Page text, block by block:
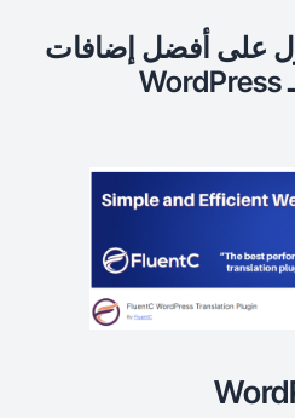
على أفضل إضافات